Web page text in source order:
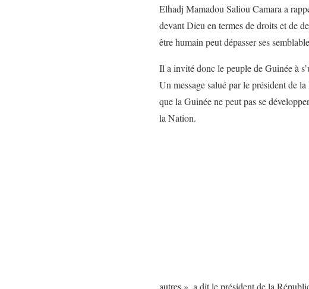
Elhadj Mamadou Saliou Camara a
devant Dieu en termes de droits et de
être humain peut dépasser ses
Il a invité donc le peuple de Guinée à
Un message salué par le président de
que la Guinée ne peut pas se
la Nation.
autres », a dit le président de la